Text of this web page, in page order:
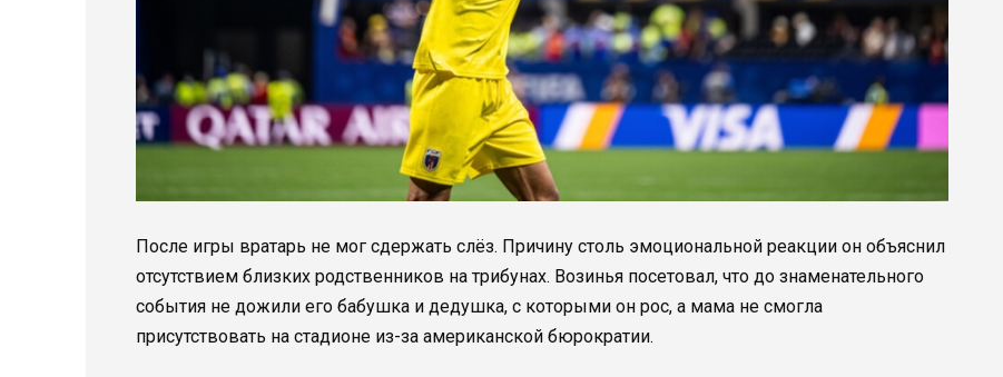
После игры вратарь не мог сдержать слёз. Причину столь эмоциональной реакции он объяснил
отсутствием близких родственников на трибунах. Возинья посетовал, что до знаменательного
события не дожили его бабушка и дедушка, с которыми он рос, а мама не смогла
присутствовать на стадионе из-за американской бюрократии.